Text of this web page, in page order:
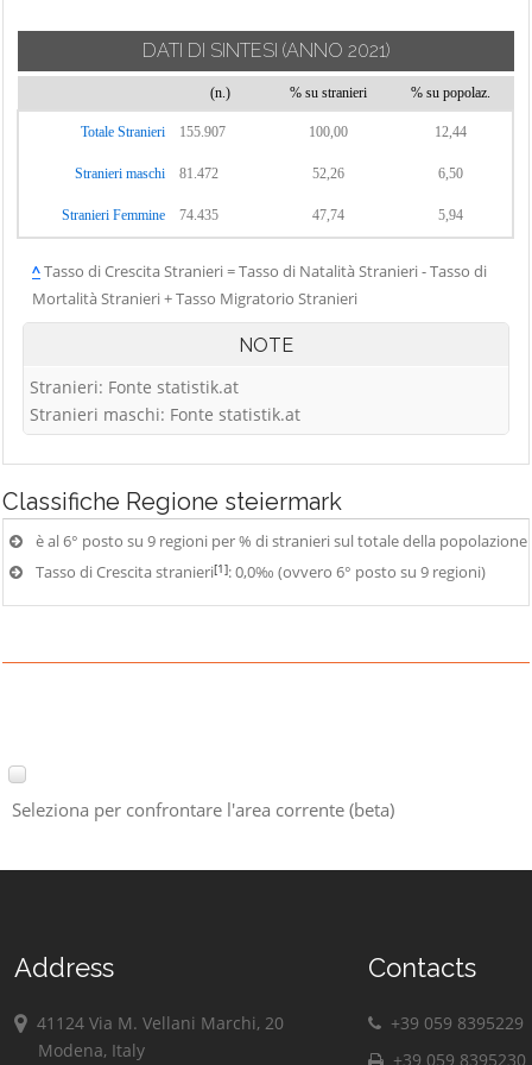
DATI DI SINTESI (ANNO 2021)
(n.) % su stranieri % su popolaz.
Totale Stranieri 155.907 100,00 12,44
Stranieri maschi 81.472 52,26 6,50
Stranieri Femmine 74.435 47,74 5,94
^Tasso di Crescita Stranieri = Tasso di Natalità Stranieri - Tasso di
Mortalità Stranieri + Tasso Migratorio Stranieri
NOTE
Stranieri: Fonte statistik.at
Stranieri maschi: Fonte statistik.at
Classifiche Regione steiermark
è al 6° posto su 9 regioni per % di stranieri sul totale della popolazione
Tasso di Crescita stranieri[1]: 0,0‰ (ovvero 6° posto su 9 regioni)
Seleziona per confrontare l'area corrente (beta)
Address
41124 Via M. Vellani Marchi, 20
Modena, Italy
Contacts
+39 059 8395229
+39 059 8395230